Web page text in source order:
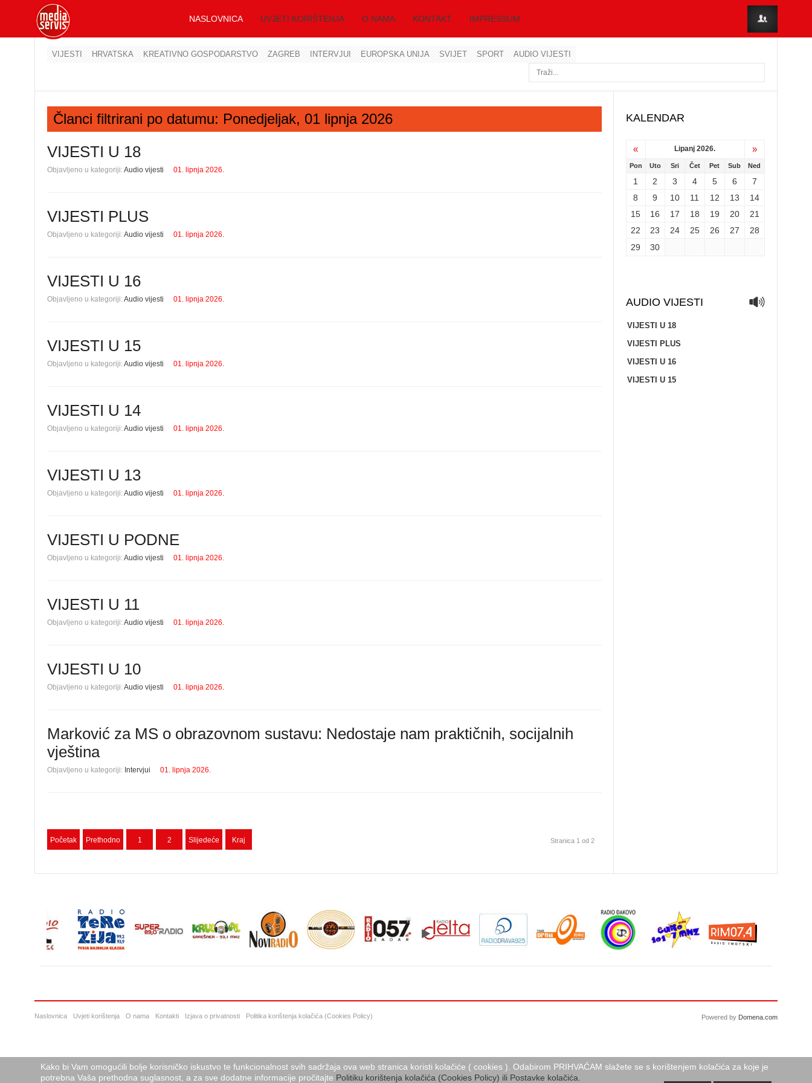
NASLOVNICA UVJETI KORIŠTENJA O NAMA KONTAKT IMPRESSUM
VIJESTI HRVATSKA KREATIVNO GOSPODARSTVO ZAGREB INTERVJUI EUROPSKA UNIJA SVIJET SPORT AUDIO VIJESTI
Članci filtrirani po datumu: Ponedjeljak, 01 lipnja 2026
VIJESTI U 18
Objavljeno u kategoriji:Audio vijesti 01. lipnja 2026.
VIJESTI PLUS
Objavljeno u kategoriji:Audio vijesti 01. lipnja 2026.
VIJESTI U 16
Objavljeno u kategoriji:Audio vijesti 01. lipnja 2026.
VIJESTI U 15
Objavljeno u kategoriji:Audio vijesti 01. lipnja 2026.
VIJESTI U 14
Objavljeno u kategoriji:Audio vijesti 01. lipnja 2026.
VIJESTI U 13
Objavljeno u kategoriji:Audio vijesti 01. lipnja 2026.
VIJESTI U PODNE
Objavljeno u kategoriji:Audio vijesti 01. lipnja 2026.
VIJESTI U 11
Objavljeno u kategoriji:Audio vijesti 01. lipnja 2026.
VIJESTI U 10
Objavljeno u kategoriji:Audio vijesti 01. lipnja 2026.
Marković za MS o obrazovnom sustavu: Nedostaje nam praktičnih, socijalnih
vještina
Objavljeno u kategoriji: Intervjui 01. lipnja 2026.
Početak Prethodno 1 2 Slijedeće Kraj Stranica 1 od 2
KALENDAR
« Lipanj 2026. »
Pon Uto Sri Čet Pet Sub Ned
1 2 3 4 5 6
7
8
9 10 11 12 13
14
15
16 17 18 19 20
21
22
23 24 25 26 27
28
29
30
AUDIO VIJESTI
VIJESTI U 18
VIJESTI PLUS
VIJESTI U 16
VIJESTI U 15
Naslovnica Uvjeti korištenja O nama Kontakti Izjava o privatnosti Politika korištenja kolačića (Cookies Policy) Powered by Domena.com
Kako bi Vam omogućili bolje korisničko iskustvo te funkcionalnost svih sadržaja ova web stranica koristi kolačiće ( cookies ). Odabirom PRIHVAĆAM slažete se s korištenjem kolačića za koje je
potrebna Vaša prethodna suglasnost, a za sve dodatne informacije pročitajte Politiku korištenja kolačića (Cookies Policy) ili Postavke kolačića.